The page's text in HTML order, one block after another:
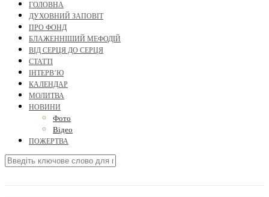
ГОЛОВНА
ДУХОВНИЙ ЗАПОВІТ
ПРО ФОНД
БЛАЖЕННІШИЙ МЕФОДІЙ
ВІД СЕРЦЯ ДО СЕРЦЯ
СТАТТІ
ІНТЕРВ’Ю
КАЛЕНДАР
МОЛИТВА
НОВИНИ
Фото
Відео
ПОЖЕРТВА